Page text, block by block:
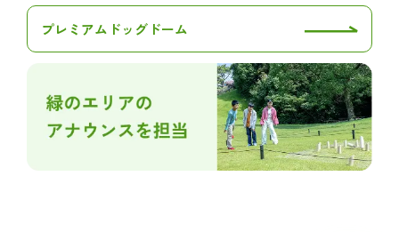
プレミアムドッグドーム